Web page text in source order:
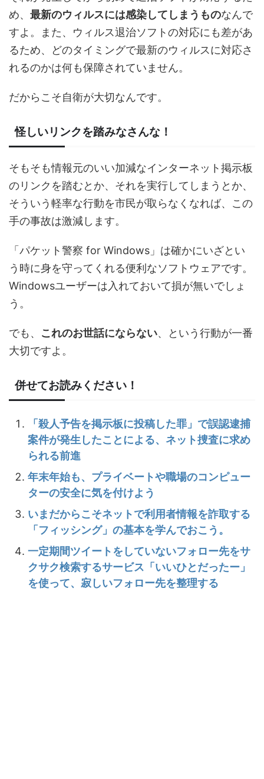
め、 最新のウィルスには感染してしまうものなんで
すよ。また、ウィルス退治ソフトの対応にも差があ
るため、どのタイミングで最新のウィルスに対応さ
れるのかは何も保障されていません。
だからこそ自衛が大切なんです。
怪しいリンクを踏みなさんな！
そもそも情報元のいい加減なインターネット掲示板
のリンクを踏むとか、それを実行してしまうとか、
そういう軽率な行動を市民が取らなくなれば、この
手の事故は激減します。
「パケット警察 for Windows」は確かにいざとい
う時に身を守ってくれる便利なソフトウェアです。
Windowsユーザーは入れておいて損が無いでしょ
う。
でも、 これのお世話にならない、という行動が一番
大切ですよ。
併せてお読みください！
「殺人予告を掲示板に投稿した罪」で誤認逮捕
案件が発生したことによる、ネット捜査に求め
られる前進
年末年始も、プライベートや職場のコンピュー
ターの安全に気を付けよう
いまだからこそネットで利用者情報を詐取する
「フィッシング」の基本を学んでおこう。
一定期間ツイートをしていないフォロー先をサ
クサク検索するサービス「いいひとだったー」
を使って、寂しいフォロー先を整理する